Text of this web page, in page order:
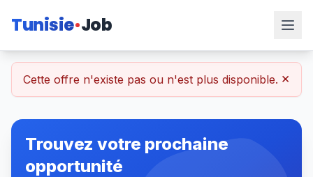
Tunisie Job
Cette offre n'existe pas ou n'est plus disponible. ×
Trouvez votre prochaine
opportunité